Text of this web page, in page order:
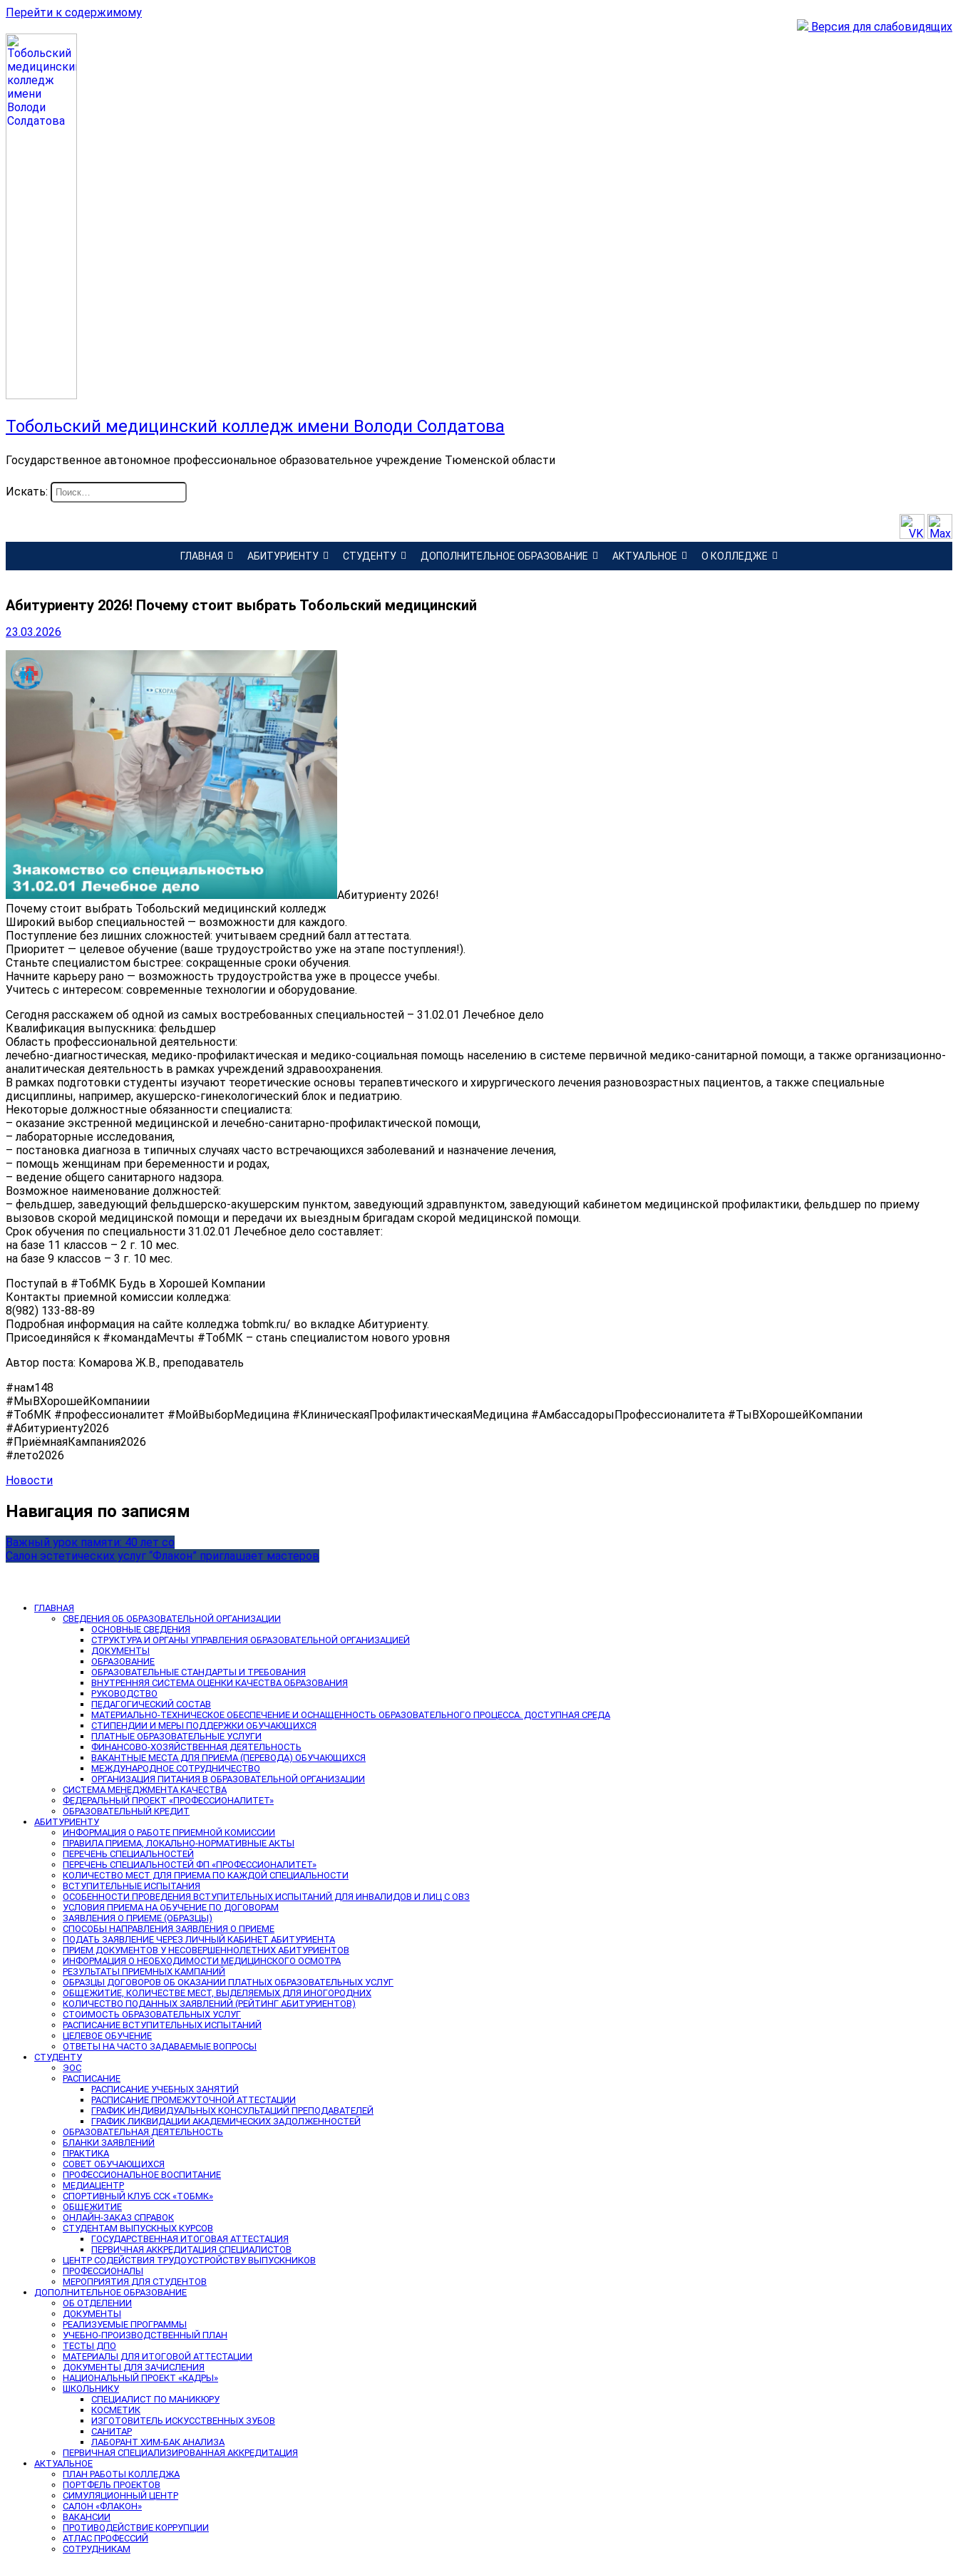
Перейти к содержимому
Версия для слабовидящих
Тобольский медицинский колледж имени Володи Солдатова
Государственное автономное профессиональное образовательное учреждение Тюменской области
Искать:
ГЛАВНАЯ АБИТУРИЕНТУ СТУДЕНТУ ДОПОЛНИТЕЛЬНОЕ ОБРАЗОВАНИЕ АКТУАЛЬНОЕ О КОЛЛЕДЖЕ
Абитуриенту 2026! Почему стоит выбрать Тобольский медицинский
23.03.2026
Абитуриенту 2026!
Почему стоит выбрать Тобольский медицинский колледж
Широкий выбор специальностей — возможности для каждого.
Поступление без лишних сложностей: учитываем средний балл аттестата.
Приоритет — целевое обучение (ваше трудоустройство уже на этапе поступления!).
Станьте специалистом быстрее: сокращенные сроки обучения.
Начните карьеру рано — возможность трудоустройства уже в процессе учебы.
Учитесь с интересом: современные технологии и оборудование.
Сегодня расскажем об одной из самых востребованных специальностей – 31.02.01 Лечебное дело
Квалификация выпускника: фельдшер
Область профессиональной деятельности:
лечебно-диагностическая, медико-профилактическая и медико-социальная помощь населению в системе первичной медико-санитарной помощи, а также организационно-
аналитическая деятельность в рамках учреждений здравоохранения.
В рамках подготовки студенты изучают теоретические основы терапевтического и хирургического лечения разновозрастных пациентов, а также специальные
дисциплины, например, акушерско-гинекологический блок и педиатрию.
Некоторые должностные обязанности специалиста:
– оказание экстренной медицинской и лечебно-санитарно-профилактической помощи,
– лабораторные исследования,
– постановка диагноза в типичных случаях часто встречающихся заболеваний и назначение лечения,
– помощь женщинам при беременности и родах,
– ведение общего санитарного надзора.
Возможное наименование должностей:
– фельдшер, заведующий фельдшерско-акушерским пунктом, заведующий здравпунктом, заведующий кабинетом медицинской профилактики, фельдшер по приему
вызовов скорой медицинской помощи и передачи их выездным бригадам скорой медицинской помощи.
Срок обучения по специальности 31.02.01 Лечебное дело составляет:
на базе 11 классов – 2 г. 10 мес.
на базе 9 классов – 3 г. 10 мес.
Поступай в #ТобМК Будь в Хорошей Компании
Контакты приемной комиссии колледжа:
8(982) 133-88-89
Подробная информация на сайте колледжа tobmk.ru/ во вкладке Абитуриенту.
Присоединяйся к #командаМечты #ТобМК – стань специалистом нового уровня
Автор поста: Комарова Ж.В., преподаватель
#нам148
#МыВХорошейКомпаниии
#ТобМК #профессионалитет #МойВыборМедицина #КлиническаяПрофилактическаяМедицина #АмбассадорыПрофессионалитета #ТыВХорошейКомпании
#Абитуриенту2026
#ПриёмнаяКампания2026
#лето2026
Новости
Навигация по записям
Важный урок памяти: 40 лет со
Салон эстетических услуг “Флакон” приглашает мастеров
ГЛАВНАЯ
СВЕДЕНИЯ ОБ ОБРАЗОВАТЕЛЬНОЙ ОРГАНИЗАЦИИ
ОСНОВНЫЕ СВЕДЕНИЯ
СТРУКТУРА И ОРГАНЫ УПРАВЛЕНИЯ ОБРАЗОВАТЕЛЬНОЙ ОРГАНИЗАЦИЕЙ
ДОКУМЕНТЫ
ОБРАЗОВАНИЕ
ОБРАЗОВАТЕЛЬНЫЕ СТАНДАРТЫ И ТРЕБОВАНИЯ
ВНУТРЕННЯЯ СИСТЕМА ОЦЕНКИ КАЧЕСТВА ОБРАЗОВАНИЯ
РУКОВОДСТВО
ПЕДАГОГИЧЕСКИЙ СОСТАВ
МАТЕРИАЛЬНО-ТЕХНИЧЕСКОЕ ОБЕСПЕЧЕНИЕ И ОСНАЩЕННОСТЬ ОБРАЗОВАТЕЛЬНОГО ПРОЦЕССА. ДОСТУПНАЯ СРЕДА
СТИПЕНДИИ И МЕРЫ ПОДДЕРЖКИ ОБУЧАЮЩИХСЯ
ПЛАТНЫЕ ОБРАЗОВАТЕЛЬНЫЕ УСЛУГИ
ФИНАНСОВО-ХОЗЯЙСТВЕННАЯ ДЕЯТЕЛЬНОСТЬ
ВАКАНТНЫЕ МЕСТА ДЛЯ ПРИЕМА (ПЕРЕВОДА) ОБУЧАЮЩИХСЯ
МЕЖДУНАРОДНОЕ СОТРУДНИЧЕСТВО
ОРГАНИЗАЦИЯ ПИТАНИЯ В ОБРАЗОВАТЕЛЬНОЙ ОРГАНИЗАЦИИ
СИСТЕМА МЕНЕДЖМЕНТА КАЧЕСТВА
ФЕДЕРАЛЬНЫЙ ПРОЕКТ «ПРОФЕССИОНАЛИТЕТ»
ОБРАЗОВАТЕЛЬНЫЙ КРЕДИТ
АБИТУРИЕНТУ
ИНФОРМАЦИЯ О РАБОТЕ ПРИЕМНОЙ КОМИССИИ
ПРАВИЛА ПРИЕМА, ЛОКАЛЬНО-НОРМАТИВНЫЕ АКТЫ
ПЕРЕЧЕНЬ СПЕЦИАЛЬНОСТЕЙ
ПЕРЕЧЕНЬ СПЕЦИАЛЬНОСТЕЙ ФП «ПРОФЕССИОНАЛИТЕТ»
КОЛИЧЕСТВО МЕСТ ДЛЯ ПРИЕМА ПО КАЖДОЙ СПЕЦИАЛЬНОСТИ
ВСТУПИТЕЛЬНЫЕ ИСПЫТАНИЯ
ОСОБЕННОСТИ ПРОВЕДЕНИЯ ВСТУПИТЕЛЬНЫХ ИСПЫТАНИЙ ДЛЯ ИНВАЛИДОВ И ЛИЦ С ОВЗ
УСЛОВИЯ ПРИЕМА НА ОБУЧЕНИЕ ПО ДОГОВОРАМ
ЗАЯВЛЕНИЯ О ПРИЕМЕ (ОБРАЗЦЫ)
СПОСОБЫ НАПРАВЛЕНИЯ ЗАЯВЛЕНИЯ О ПРИЕМЕ
ПОДАТЬ ЗАЯВЛЕНИЕ ЧЕРЕЗ ЛИЧНЫЙ КАБИНЕТ АБИТУРИЕНТА
ПРИЕМ ДОКУМЕНТОВ У НЕСОВЕРШЕННОЛЕТНИХ АБИТУРИЕНТОВ
ИНФОРМАЦИЯ О НЕОБХОДИМОСТИ МЕДИЦИНСКОГО ОСМОТРА
РЕЗУЛЬТАТЫ ПРИЕМНЫХ КАМПАНИЙ
ОБРАЗЦЫ ДОГОВОРОВ ОБ ОКАЗАНИИ ПЛАТНЫХ ОБРАЗОВАТЕЛЬНЫХ УСЛУГ
ОБЩЕЖИТИЕ, КОЛИЧЕСТВЕ МЕСТ, ВЫДЕЛЯЕМЫХ ДЛЯ ИНОГОРОДНИХ
КОЛИЧЕСТВО ПОДАННЫХ ЗАЯВЛЕНИЙ (РЕЙТИНГ АБИТУРИЕНТОВ)
СТОИМОСТЬ ОБРАЗОВАТЕЛЬНЫХ УСЛУГ
РАСПИСАНИЕ ВСТУПИТЕЛЬНЫХ ИСПЫТАНИЙ
ЦЕЛЕВОЕ ОБУЧЕНИЕ
ОТВЕТЫ НА ЧАСТО ЗАДАВАЕМЫЕ ВОПРОСЫ
СТУДЕНТУ
ЭОС
РАСПИСАНИЕ
РАСПИСАНИЕ УЧЕБНЫХ ЗАНЯТИЙ
РАСПИСАНИЕ ПРОМЕЖУТОЧНОЙ АТТЕСТАЦИИ
ГРАФИК ИНДИВИДУАЛЬНЫХ КОНСУЛЬТАЦИЙ ПРЕПОДАВАТЕЛЕЙ
ГРАФИК ЛИКВИДАЦИИ АКАДЕМИЧЕСКИХ ЗАДОЛЖЕННОСТЕЙ
ОБРАЗОВАТЕЛЬНАЯ ДЕЯТЕЛЬНОСТЬ
БЛАНКИ ЗАЯВЛЕНИЙ
ПРАКТИКА
СОВЕТ ОБУЧАЮЩИХСЯ
ПРОФЕССИОНАЛЬНОЕ ВОСПИТАНИЕ
МЕДИАЦЕНТР
СПОРТИВНЫЙ КЛУБ ССК «ТОБМК»
ОБЩЕЖИТИЕ
ОНЛАЙН-ЗАКАЗ СПРАВОК
СТУДЕНТАМ ВЫПУСКНЫХ КУРСОВ
ГОСУДАРСТВЕННАЯ ИТОГОВАЯ АТТЕСТАЦИЯ
ПЕРВИЧНАЯ АККРЕДИТАЦИЯ СПЕЦИАЛИСТОВ
ЦЕНТР СОДЕЙСТВИЯ ТРУДОУСТРОЙСТВУ ВЫПУСКНИКОВ
ПРОФЕССИОНАЛЫ
МЕРОПРИЯТИЯ ДЛЯ СТУДЕНТОВ
ДОПОЛНИТЕЛЬНОЕ ОБРАЗОВАНИЕ
ОБ ОТДЕЛЕНИИ
ДОКУМЕНТЫ
РЕАЛИЗУЕМЫЕ ПРОГРАММЫ
УЧЕБНО-ПРОИЗВОДСТВЕННЫЙ ПЛАН
ТЕСТЫ ДПО
МАТЕРИАЛЫ ДЛЯ ИТОГОВОЙ АТТЕСТАЦИИ
ДОКУМЕНТЫ ДЛЯ ЗАЧИСЛЕНИЯ
НАЦИОНАЛЬНЫЙ ПРОЕКТ «КАДРЫ»
ШКОЛЬНИКУ
СПЕЦИАЛИСТ ПО МАНИКЮРУ
КОСМЕТИК
ИЗГОТОВИТЕЛЬ ИСКУССТВЕННЫХ ЗУБОВ
САНИТАР
ЛАБОРАНТ ХИМ-БАК АНАЛИЗА
ПЕРВИЧНАЯ СПЕЦИАЛИЗИРОВАННАЯ АККРЕДИТАЦИЯ
АКТУАЛЬНОЕ
ПЛАН РАБОТЫ КОЛЛЕДЖА
ПОРТФЕЛЬ ПРОЕКТОВ
СИМУЛЯЦИОННЫЙ ЦЕНТР
САЛОН «ФЛАКОН»
ВАКАНСИИ
ПРОТИВОДЕЙСТВИЕ КОРРУПЦИИ
АТЛАС ПРОФЕССИЙ
СОТРУДНИКАМ